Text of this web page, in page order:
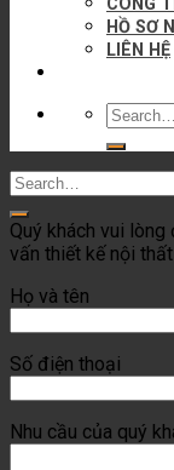
CÔNG
HỒ SƠ
LIÊN HỆ
Search
for:
Quý khách vui
vấn thiết kế nội
Họ và tên
Số điện thoại
Nhu cầu của quý